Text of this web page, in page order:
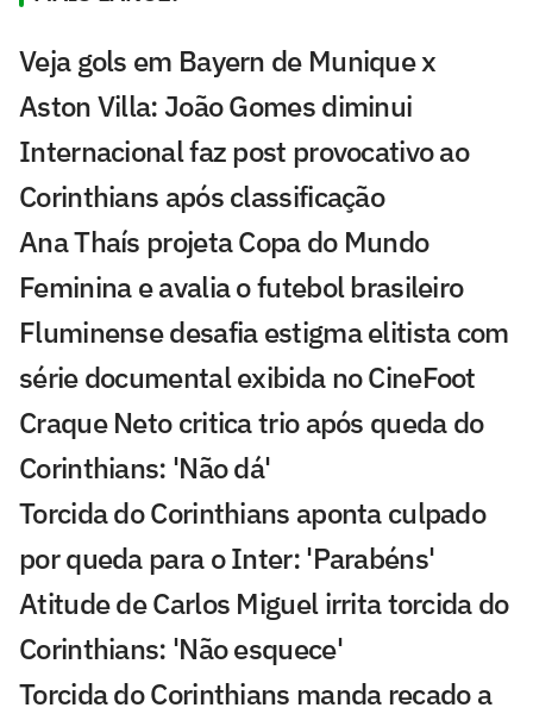
Veja gols em Bayern de Munique x
Aston Villa: João Gomes diminui
Internacional faz post provocativo ao
Corinthians após classificação
Ana Thaís projeta Copa do Mundo
Feminina e avalia o futebol brasileiro
Fluminense desafia estigma elitista com
série documental exibida no CineFoot
Craque Neto critica trio após queda do
Corinthians: 'Não dá'
Torcida do Corinthians aponta culpado
por queda para o Inter: 'Parabéns'
Atitude de Carlos Miguel irrita torcida do
Corinthians: 'Não esquece'
Torcida do Corinthians manda recado a